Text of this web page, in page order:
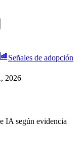
Señales de adopción
2026
IA según evidencia